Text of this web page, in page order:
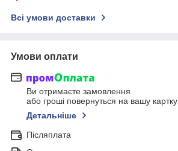
Всі умови доставки
Умови оплати
Ви отримаєте замовлення
або гроші повернуться на вашу картку
Детальніше
Післяплата